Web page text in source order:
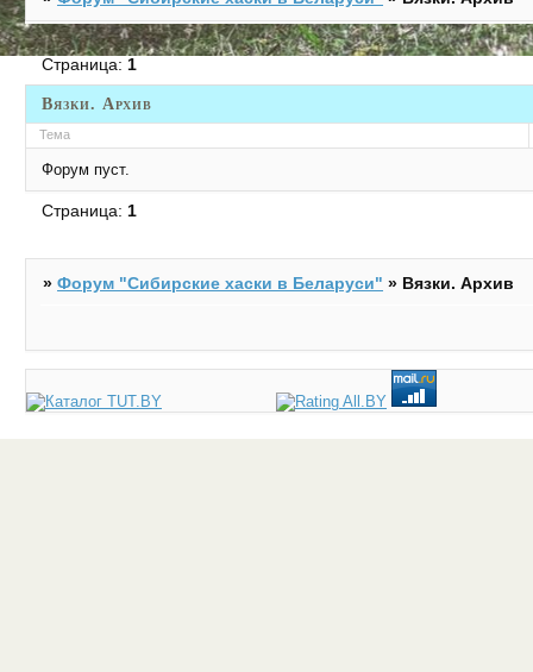
Вязки. Архив
Страница: 1
Тема
Форум пуст.
Страница: 1
»Форум "Cибирские хаски в Беларуси" » Вязки. Архив